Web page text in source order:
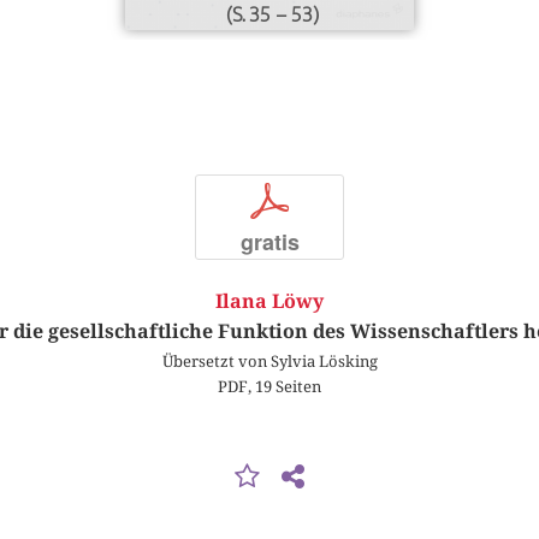
(S. 35 – 53)
p
gratis
Ilana Löwy
die gesellschaftliche Funktion des Wissenschaftlers
Übersetzt von Sylvia Lösking
PDF, 19 Seiten